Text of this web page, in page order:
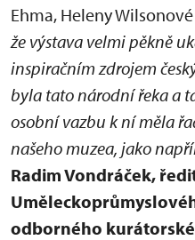
Ehma, Heleny
že výstava velmi pěkně
inspiračním zdrojem
byla tato národní řeka a
osobní vazbu k ní měla
našeho muzea, jako
Radim Vondráček,
odborného